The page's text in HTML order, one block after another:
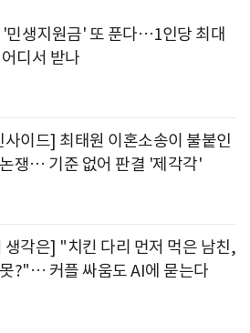
'민생지원금' 또 푼다…1인당 최대
디서 받나
사이드] 최태원 이혼소송이 불붙인
쟁… 기준 없어 판결 '제각각'
생각은] "치킨 다리 먼저 먹은 남친,
?"… 커플 싸움도 AI에 묻는다